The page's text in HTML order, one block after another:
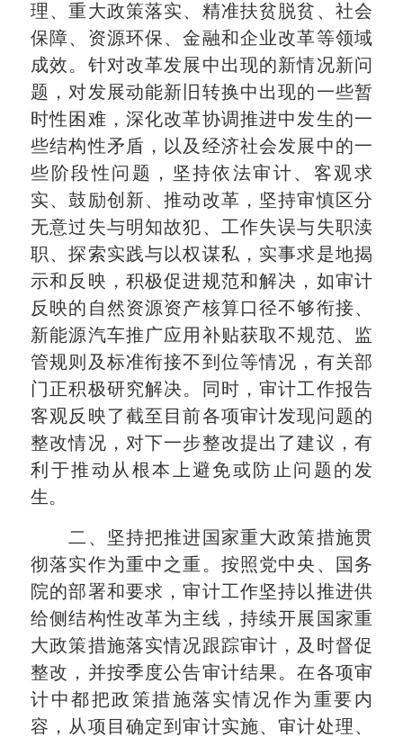
理、重大政策落实、精准扶贫脱贫、社会
保障、资源环保、金融和企业改革等领域
成效。针对改革发展中出现的新情况新问
题，对发展动能新旧转换中出现的一些暂
时性困难，深化改革协调推进中发生的一
些结构性矛盾，以及经济社会发展中的一
些阶段性问题，坚持依法审计、客观求
实、鼓励创新、推动改革，坚持审慎区分
无意过失与明知故犯、工作失误与失职渎
职、探索实践与以权谋私，实事求是地揭
示和反映，积极促进规范和解决，如审计
反映的自然资源资产核算口径不够衔接、
新能源汽车推广应用补贴获取不规范、监
管规则及标准衔接不到位等情况，有关部
门正积极研究解决。同时，审计工作报告
客观反映了截至目前各项审计发现问题的
整改情况，对下一步整改提出了建议，有
利于推动从根本上避免或防止问题的发
生。
二、坚持把推进国家重大政策措施贯
彻落实作为重中之重。按照党中央、国务
院的部署和要求，审计工作坚持以推进供
给侧结构性改革为主线，持续开展国家重
大政策措施落实情况跟踪审计，及时督促
整改，并按季度公告审计结果。在各项审
计中都把政策措施落实情况作为重要内
容，从项目确定到审计实施、审计处理、